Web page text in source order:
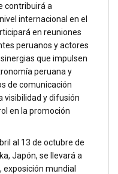
contribuirá a
internacional en el
en reuniones
peruanos y actores
que impulsen
peruana y
de comunicación
visibilidad y difusión
en la promoción
al 13 de octubre de
Japón, se llevará a
exposición mundial